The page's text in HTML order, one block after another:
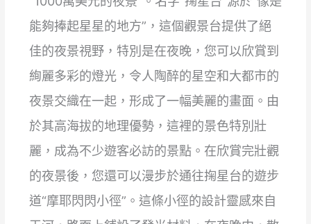
能夠捧起星星的地方”，這個觀景台提供了絕
佳的夜景視野，特別是在夜晚，您可以欣賞到
絢麗多彩的燈光，令人陶醉的星空和大都市的
夜景交織在一起，形成了一幅美麗的畫面。由
於其高海拔的地理優勢，這裡的景色特別壯
麗，成為不少遊客必訪的景點。在欣賞完壯觀
的夜景後，您還可以漫步於通往掬星台的遊步
道“摩耶閃閃小徑”。這條小徑的設計靈感來自